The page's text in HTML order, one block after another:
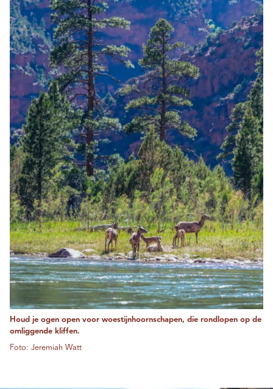
Houd je ogen open voor woestijnhoornschapen, die rondlopen op de
omliggende kliffen.
Foto: Jeremiah Watt